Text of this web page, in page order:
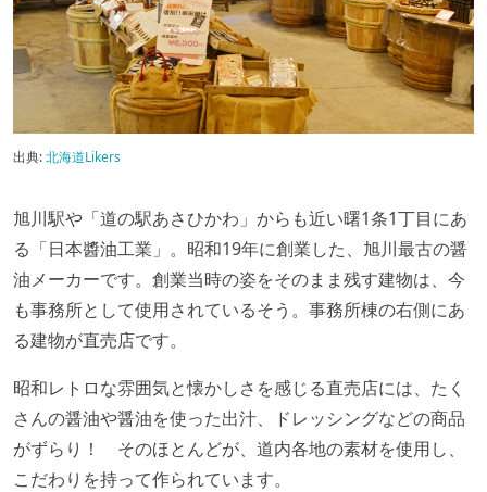
出典:北海道Likers
旭川駅や「道の駅あさひかわ」からも近い曙1条1丁目にあ
る「日本醬油工業」。昭和19年に創業した、旭川最古の醤
油メーカーです。創業当時の姿をそのまま残す建物は、今
も事務所として使用されているそう。事務所棟の右側にあ
る建物が直売店です。
昭和レトロな雰囲気と懐かしさを感じる直売店には、たく
さんの醤油や醤油を使った出汁、ドレッシングなどの商品
がずらり！ そのほとんどが、道内各地の素材を使用し、
こだわりを持って作られています。